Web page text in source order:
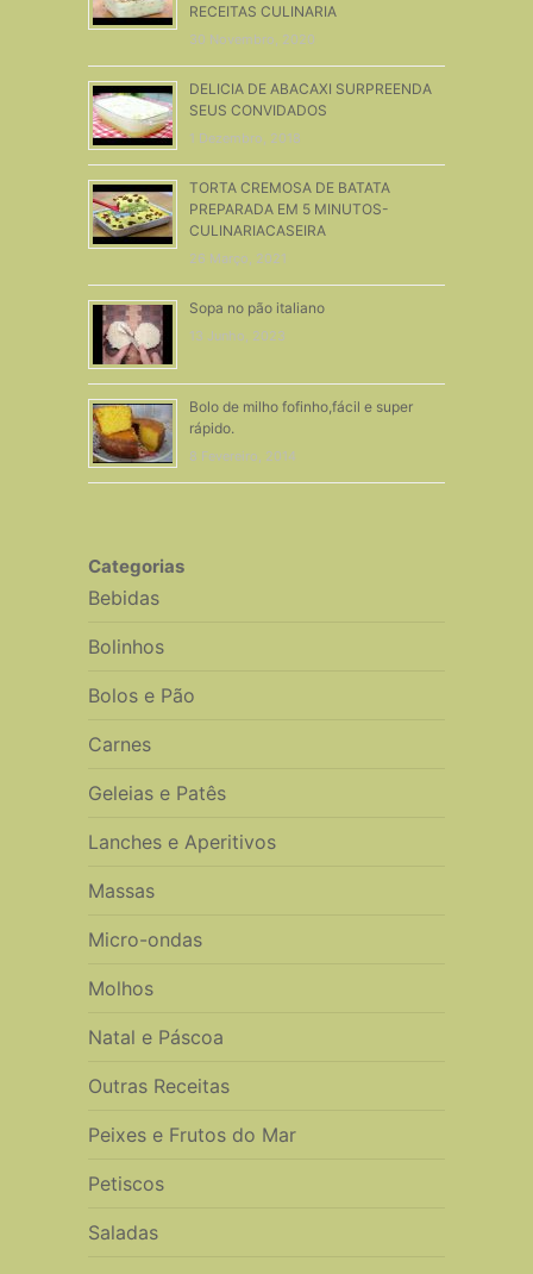
RECEITAS CULINARIA
30 Novembro, 2020
DELICIA DE ABACAXI SURPREENDA
SEUS CONVIDADOS
1 Dezembro, 2018
TORTA CREMOSA DE BATATA
PREPARADA EM 5 MINUTOS-
CULINARIACASEIRA
26 Março, 2021
Sopa no pão italiano
13 Junho, 2023
Bolo de milho fofinho,fácil e super
rápido.
8 Fevereiro, 2014
Categorias
Bebidas
Bolinhos
Bolos e Pão
Carnes
Geleias e Patês
Lanches e Aperitivos
Massas
Micro-ondas
Molhos
Natal e Páscoa
Outras Receitas
Peixes e Frutos do Mar
Petiscos
Saladas